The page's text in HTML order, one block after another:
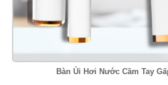
Bàn Ủi Hơi Nước Cầm Tay